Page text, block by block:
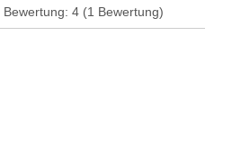
Bewertung: 4 (1 Bewertung)